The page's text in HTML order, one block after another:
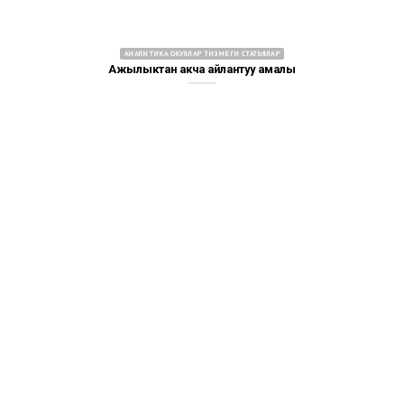
АНАЛИТИКА ОКУЯЛАР ТИЗМЕГИ СТАТЬЯЛАР
Ажылыктан акча айлантуу амалы